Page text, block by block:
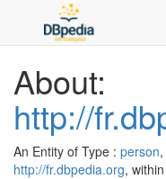
About:
http://
An Entity of Type : person
http://fr.dbpedia.org,